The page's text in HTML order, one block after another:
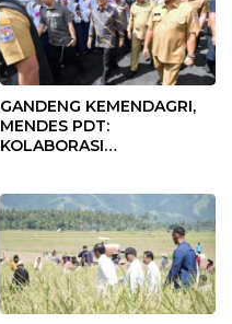
GANDENG KEMENDAGRI,
MENDES PDT:
KOLABORASI